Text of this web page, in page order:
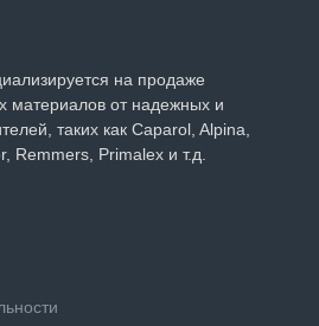
на продаже
материалов от надежных и
таких как Caparol, Alpina,
Remmers, Primalex и т.д.